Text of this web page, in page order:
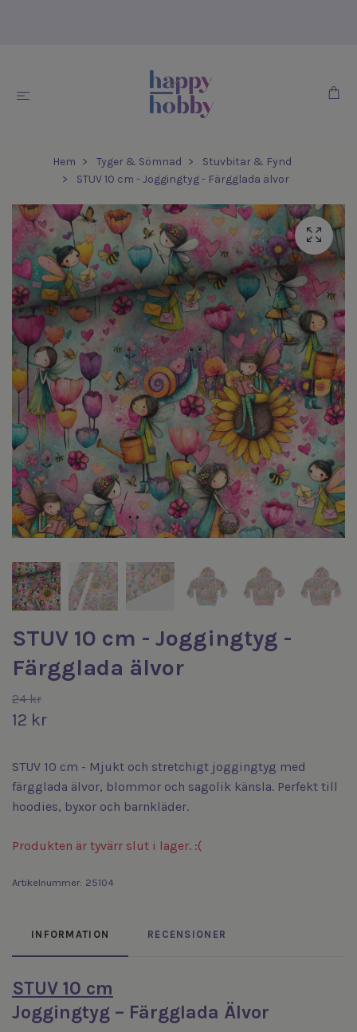
Hem Tyger & Sömnad
Stuvbitar & Fynd
STUV 10 cm - Joggingtyg - Färgglada älvor
STUV 10 cm - Joggingtyg -
Färgglada älvor
24 kr
12 kr
STUV 10 cm - Mjukt och stretchigt joggingtyg med
färgglada älvor, blommor och sagolik känsla. Perfekt till
hoodies, byxor och barnkläder.
Produkten är tyvärr slut i lager. :(
Artikelnummer: 25104
INFORMATION RECENSIONER
STUV 10 cm
Joggingtyg – Färgglada Älvor